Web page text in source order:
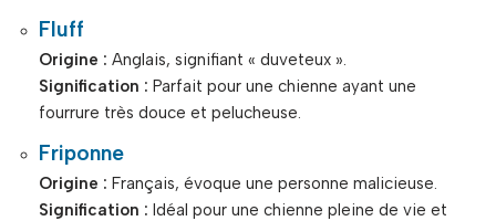
Fluff
Origine : Anglais, signifiant « duveteux ».
Signification : Parfait pour une chienne ayant une
fourrure très douce et pelucheuse.
Friponne
Origine : Français, évoque une personne malicieuse.
Signification : Idéal pour une chienne pleine de vie et